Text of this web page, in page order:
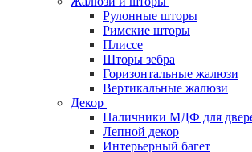
Рулонные шторы
Римские шторы
Плиссе
Шторы зебра
Горизонтальные жалюзи
Вертикальные жалюзи
Декор
Наличники МДФ для
Лепной декор
Интерьерный багет